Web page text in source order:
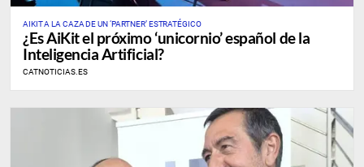
AIKIT A LA CAZA DE UN ‘PARTNER’ ESTRATÉGICO
¿Es AiKit el próximo ‘unicornio’ español de la
Inteligencia Artificial?
CATNOTICIAS.ES